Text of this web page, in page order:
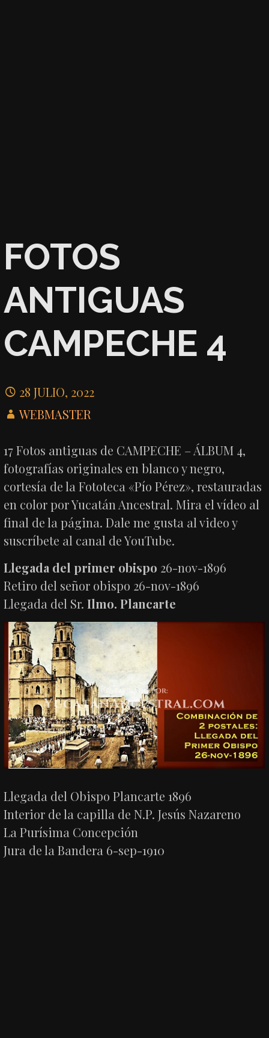
FOTOS
ANTIGUAS
CAMPECHE 4
28 JULIO, 2022
WEBMASTER
17 Fotos antiguas de CAMPECHE – ÁLBUM 4,
fotografías originales en blanco y negro,
cortesía de la Fototeca «Pío Pérez», restauradas
en color por Yucatán Ancestral. Mira el vídeo al
final de la página. Dale me gusta al video y
suscríbete al canal de YouTube.
Llegada del primer obispo 26-nov-1896
Retiro del señor obispo 26-nov-1896
Llegada del Sr.Ilmo. Plancarte
Llegada del Obispo Plancarte 1896
Interior de la capilla de N.P. Jesús Nazareno
La Purísima Concepción
Jura de la Bandera 6-sep-1910